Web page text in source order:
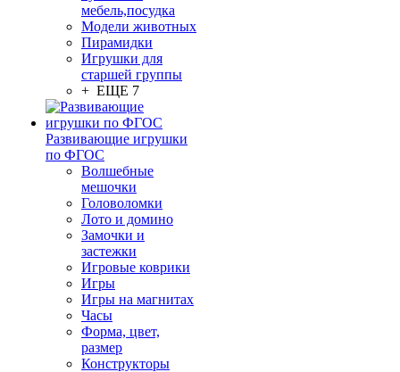
мебель,посудка
Модели животных
Пирамидки
Игрушки для
старшей группы
+ ЕЩЕ 7
Развивающие игрушки
по ФГОС
Волшебные
мешочки
Головоломки
Лото и домино
Замочки и
застежки
Игровые коврики
Игры
Игры на магнитах
Часы
Форма, цвет,
размер
Конструкторы